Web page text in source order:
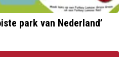
park van Nederland’